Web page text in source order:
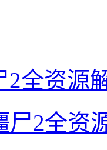
2全资源
尸2全资